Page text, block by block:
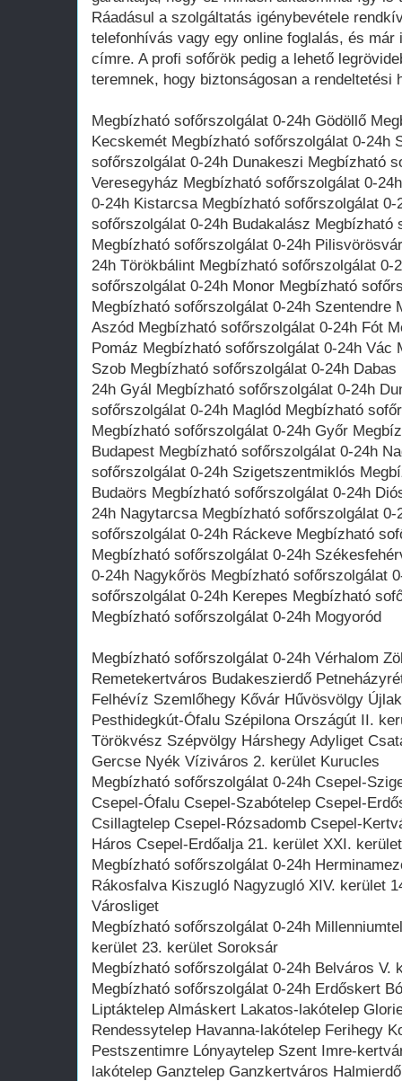
Ráadásul a szolgáltatás igénybevétele
telefonhívás vagy egy online foglalás, és már
címre. A profi sofőrök pedig a lehető
teremnek, hogy biztonságosan a rendeltetési
Megbízható sofőrszolgálat 0-24h Gödöllő
Kecskemét Megbízható sofőrszolgálat 0-24h
sofőrszolgálat 0-24h Dunakeszi Megbízható
Veresegyház Megbízható sofőrszolgálat 0-
0-24h Kistarcsa Megbízható sofőrszolgálat
sofőrszolgálat 0-24h Budakalász Megbízható
Megbízható sofőrszolgálat 0-24h
24h Törökbálint Megbízható sofőrszolgálat 0-
sofőrszolgálat 0-24h Monor Megbízható
Megbízható sofőrszolgálat 0-24h Szentendre
Aszód Megbízható sofőrszolgálat 0-24h Fót
Pomáz Megbízható sofőrszolgálat 0-24h Vác
Szob Megbízható sofőrszolgálat 0-24h
24h Gyál Megbízható sofőrszolgálat 0-24h
sofőrszolgálat 0-24h Maglód Megbízható
Megbízható sofőrszolgálat 0-24h Győr
Budapest Megbízható sofőrszolgálat 0-24h
sofőrszolgálat 0-24h Szigetszentmiklós
Budaörs Megbízható sofőrszolgálat 0-24h
24h Nagytarcsa Megbízható sofőrszolgálat 0-
sofőrszolgálat 0-24h Ráckeve Megbízható
Megbízható sofőrszolgálat 0-24h
0-24h Nagykőrös Megbízható sofőrszolgálat
sofőrszolgálat 0-24h Kerepes Megbízható
Megbízható sofőrszolgálat 0-24h Mogyoród
Megbízható sofőrszolgálat 0-24h Vérhalom
Remetekertváros Budakeszierdő
Felhévíz Szemlőhegy Kővár Hűvösvölgy
Pesthidegkút-Ófalu Szépilona Országút II.
Törökvész Szépvölgy Hárshegy Adyliget
Gercse Nyék Víziváros 2. kerület Kurucles
Megbízható sofőrszolgálat 0-24h Csepel-
Csepel-Ófalu Csepel-Szabótelep Csepel-
Csillagtelep Csepel-Rózsadomb Csepel-
Háros Csepel-Erdőalja 21. kerület XXI.
Megbízható sofőrszolgálat 0-24h
Rákosfalva Kiszugló Nagyzugló XIV. kerület
Városliget
Megbízható sofőrszolgálat 0-24h
kerület 23. kerület Soroksár
Megbízható sofőrszolgálat 0-24h Belváros V.
Megbízható sofőrszolgálat 0-24h Erdőskert
Liptáktelep Almáskert Lakatos-lakótelep
Rendessytelep Havanna-lakótelep Ferihegy
Pestszentimre Lónyaytelep Szent Imre-
lakótelep Ganztelep Ganzkertváros